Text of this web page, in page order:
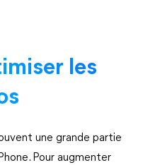
les
une grande partie
Pour augmenter